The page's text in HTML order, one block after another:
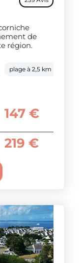
de
région.
plage à 2,5 km
147 €
219 €